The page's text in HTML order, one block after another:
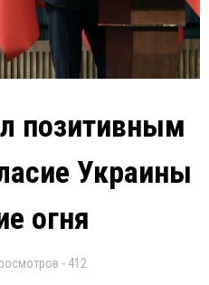
позитивным
Украины
огня
- 412